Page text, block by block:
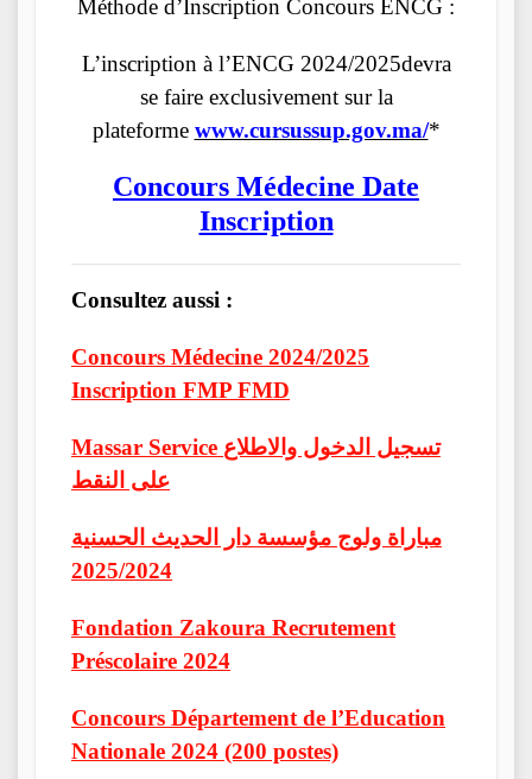
Méthode d’Inscription Concours ENCG :
L’inscription à l’ENCG 2024/2025devra
se faire exclusivement sur la
plateforme www.cursussup.gov.ma/*
Concours Médecine Date
Inscription
Consultez aussi :
Concours Médecine 2024/2025
Inscription FMP FMD
Massar Service تسجيل الدخول والاطلاع
على النقط
مباراة ولوج مؤسسة دار الحديث الحسنية
2025/2024
Fondation Zakoura Recrutement
Préscolaire 2024
Concours Département de l’Education
Nationale 2024 (200 postes)